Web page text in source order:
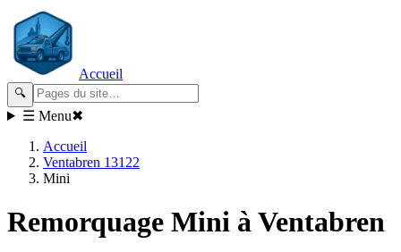
Accueil
🔍
☰ Menu✖
Accueil
Ventabren 13122
Mini
Remorquage Mini à Ventabren